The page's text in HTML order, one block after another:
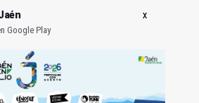
Google Play